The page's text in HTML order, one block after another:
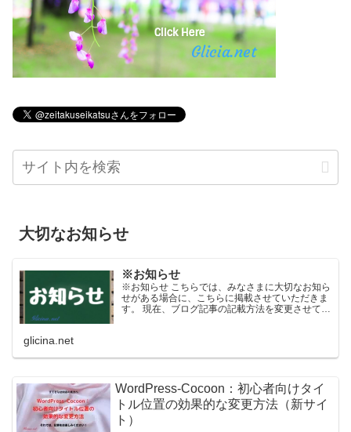
大切なお知らせ
※お知らせ
※お知らせ こちらでは、みなさまに大切なお知ら
せがある場合に、こちらに掲載させていただきま
す。 現在、ブログ記事の記載方法を変更させてい
glicina.net
WordPress-Cocoon：初心者向けタイ
トル位置の効果的な変更方法（新サイ
ト）